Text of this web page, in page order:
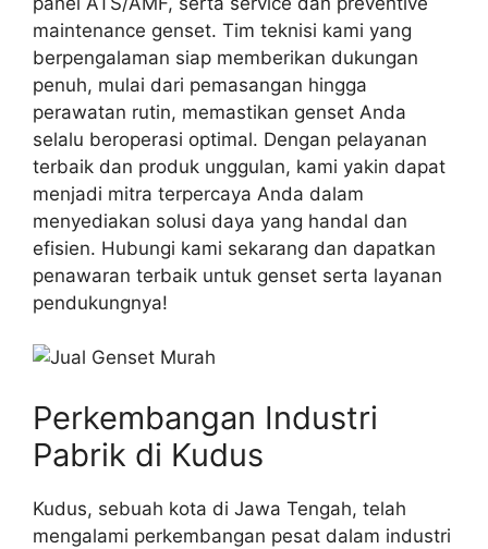
maintenance genset. Tim teknisi kami yang
berpengalaman siap memberikan dukungan
penuh, mulai dari pemasangan hingga
perawatan rutin, memastikan genset Anda
selalu beroperasi optimal. Dengan pelayanan
terbaik dan produk unggulan, kami yakin dapat
menjadi mitra terpercaya Anda dalam
menyediakan solusi daya yang handal dan
efisien. Hubungi kami sekarang dan dapatkan
penawaran terbaik untuk genset serta layanan
pendukungnya!
Perkembangan Industri
Pabrik di Kudus
Kudus, sebuah kota di Jawa Tengah, telah
mengalami perkembangan pesat dalam industri